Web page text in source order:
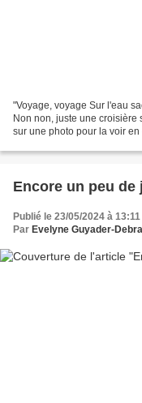
"Voyage, voyage Sur l'eau
Non non, juste une croisière
sur une photo pour la voir
Encore un peu de
Publié le 23/05/2024 à 13:11
Par Evelyne Guyader-